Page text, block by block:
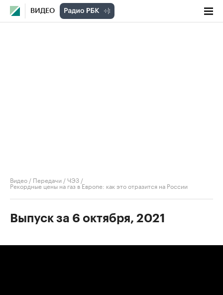
ВИДЕО
Видео / Передачи /ЧЭЗ /
Рекордные цены на газ в Европе: как это отразится на России
Выпуск за 6 октября, 2021